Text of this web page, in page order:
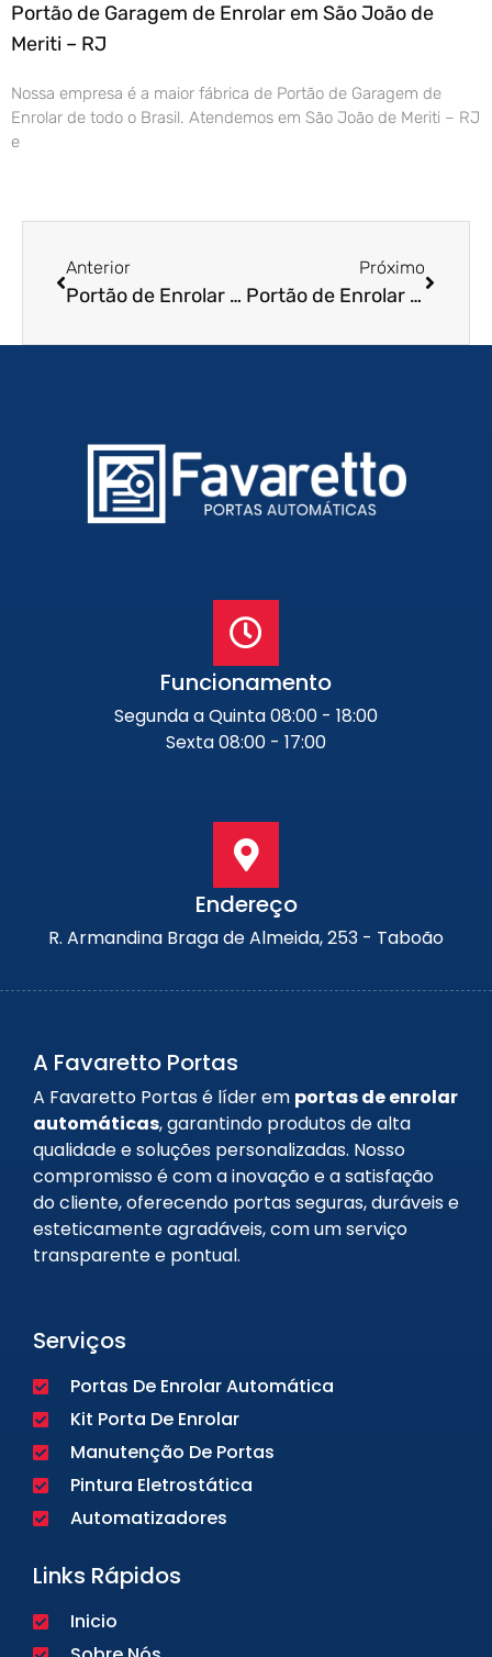
Portão de Garagem de Enrolar em São João de
Meriti – RJ
Nossa empresa é a maior fábrica de Portão de Garagem de
Enrolar de todo o Brasil. Atendemos em São João de Meriti – RJ
e
Anterior
Portão de Enrolar Residencial em Piracicaba – SP
Próximo
Portão de Enrolar Residencial em Itanhaem – SP
Funcionamento
Segunda a Quinta 08:00 - 18:00
Sexta 08:00 - 17:00
Endereço
R. Armandina Braga de Almeida, 253 - Taboão
A Favaretto Portas
A Favaretto Portas é líder em portas de enrolar
automáticas, garantindo produtos de alta
qualidade e soluções personalizadas. Nosso
compromisso é com a inovação e a satisfação
do cliente, oferecendo portas seguras, duráveis e
esteticamente agradáveis, com um serviço
transparente e pontual.
Serviços
Portas De Enrolar Automática
Kit Porta De Enrolar
Manutenção De Portas
Pintura Eletrostática
Automatizadores
Links Rápidos
Inicio